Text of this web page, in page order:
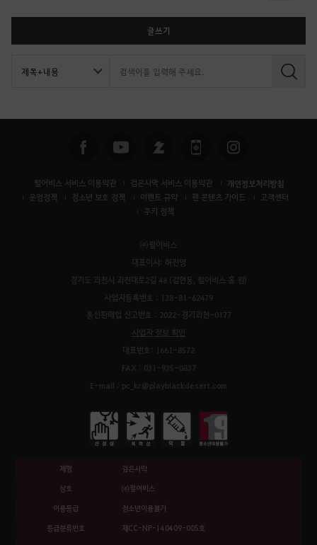
글쓰기
검
펄어비스 서비스 이용약관 검은사막 서비스 이용약관 개인정보처리방침
운영정책 청소년 보호 정책 이벤트 규약 팬 콘텐츠 가이드
고객센터
쿠키 정책
㈜펄어비스
대표이사: 허진영
경기도 과천시 과천대로2길 48 (갈현동, 펄어비스 홈 원)
사업자등록번호 : 138-81-62479
통신판매업 신고번호 : 2022-경기과천-0177
사업자 정보 확인
대표번호: 1661-8572
FAX : 031-935-0837
E-mail : pc_kr@playblackdesert.com
제명 검은사막
상호 ㈜펄어비스
이용등급 청소년이용불가
등급분류번호 제CC-NP-140409-005호